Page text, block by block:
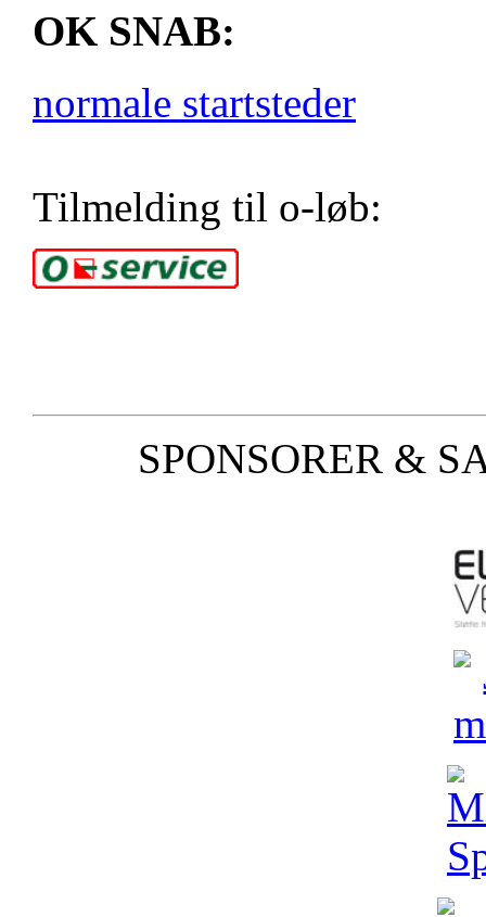
OK SNAB:
normale startsteder
Tilmelding til o-løb:
SPONSORER &